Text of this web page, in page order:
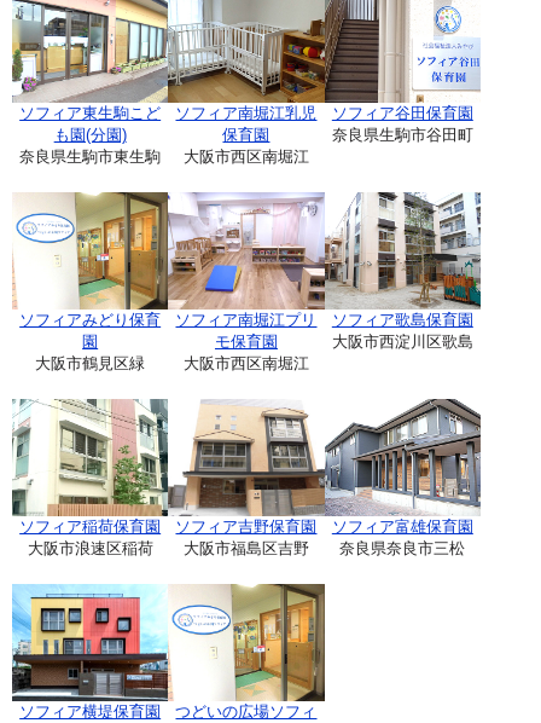
ソフィア東生駒こど
も園(分園)
奈良県生駒市東生駒
ソフィア南堀江乳児
保育園
大阪市西区南堀江
ソフィア谷田保育園
奈良県生駒市谷田町
ソフィアみどり保育
園
大阪市鶴見区緑
ソフィア南堀江プリ
モ保育園
大阪市西区南堀江
ソフィア歌島保育園
大阪市西淀川区歌島
ソフィア稲荷保育園
大阪市浪速区稲荷
ソフィア吉野保育園
大阪市福島区吉野
ソフィア富雄保育園
奈良県奈良市三松
ソフィア横堤保育園
つどいの広場ソフィ